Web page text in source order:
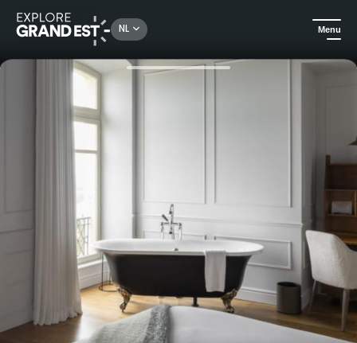
NL Menu
Kijk je ogen uit in de Grand Est Verblijf Natuur & 6 Smaken - Een Michelin-ster ervaring bij Clos Vauban